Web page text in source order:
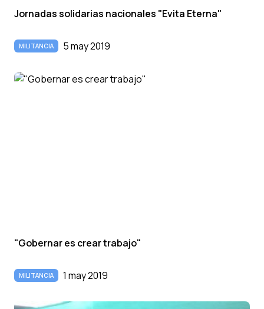
Jornadas solidarias nacionales "Evita Eterna"
MILITANCIA 5 may 2019
"Gobernar es crear trabajo"
MILITANCIA 1 may 2019